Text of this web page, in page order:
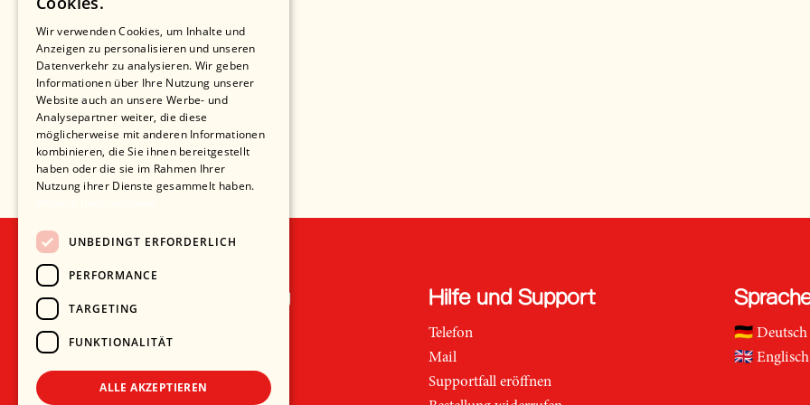
Recht und Ordnung
Datenschutz
Hilfe und Support
Telefon
Mail
Supportfall eröffnen
🇩🇪 Deutsch
🇬🇧 Englisch
Wir verwenden Cookies, um Inhalte und
Anzeigen zu personalisieren und unseren
Datenverkehr zu analysieren. Wir geben
Informationen über Ihre Nutzung unserer
Website auch an unsere Werbe- und
Analysepartner weiter, die diese
möglicherweise mit anderen Informationen
kombinieren, die Sie ihnen bereitgestellt
haben oder die sie im Rahmen Ihrer
Nutzung ihrer Dienste gesammelt haben.
UNBEDINGT ERFORDERLICH
PERFORMANCE
TARGETING
FUNKTIONALITÄT
ALLE AKZEPTIEREN